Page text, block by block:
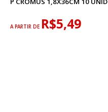
A PARTIR DE R$5,49